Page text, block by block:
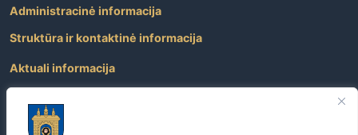
Administracinė informacija
Struktūra ir kontaktinė informacija
Aktuali informacija
Atviri duomenys